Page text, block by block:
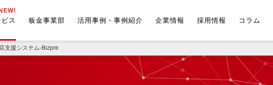
ス 板金事業部 活用事例・事例紹介 企業情報 採用情報 コラム
支援システム-Bizpre